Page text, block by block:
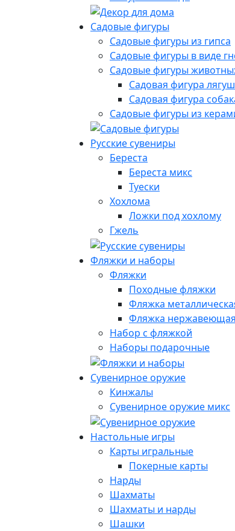
Садовые фигуры
Садовые фигуры из гипса
Садовые фигуры в виде
Садовые фигуры
Садовая фигура
Садовая фигура
Садовые фигуры из
Русские сувениры
Береста
Береста микс
Туески
Хохлома
Ложки под хохлому
Гжель
Фляжки и наборы
Фляжки
Походные фляжки
Фляжка
Фляжка нержавеющая
Набор с фляжкой
Наборы подарочные
Сувенирное оружие
Кинжалы
Сувенирное оружие микс
Настольные игры
Карты игральные
Покерные карты
Нарды
Шахматы
Шахматы и нарды
Шашки